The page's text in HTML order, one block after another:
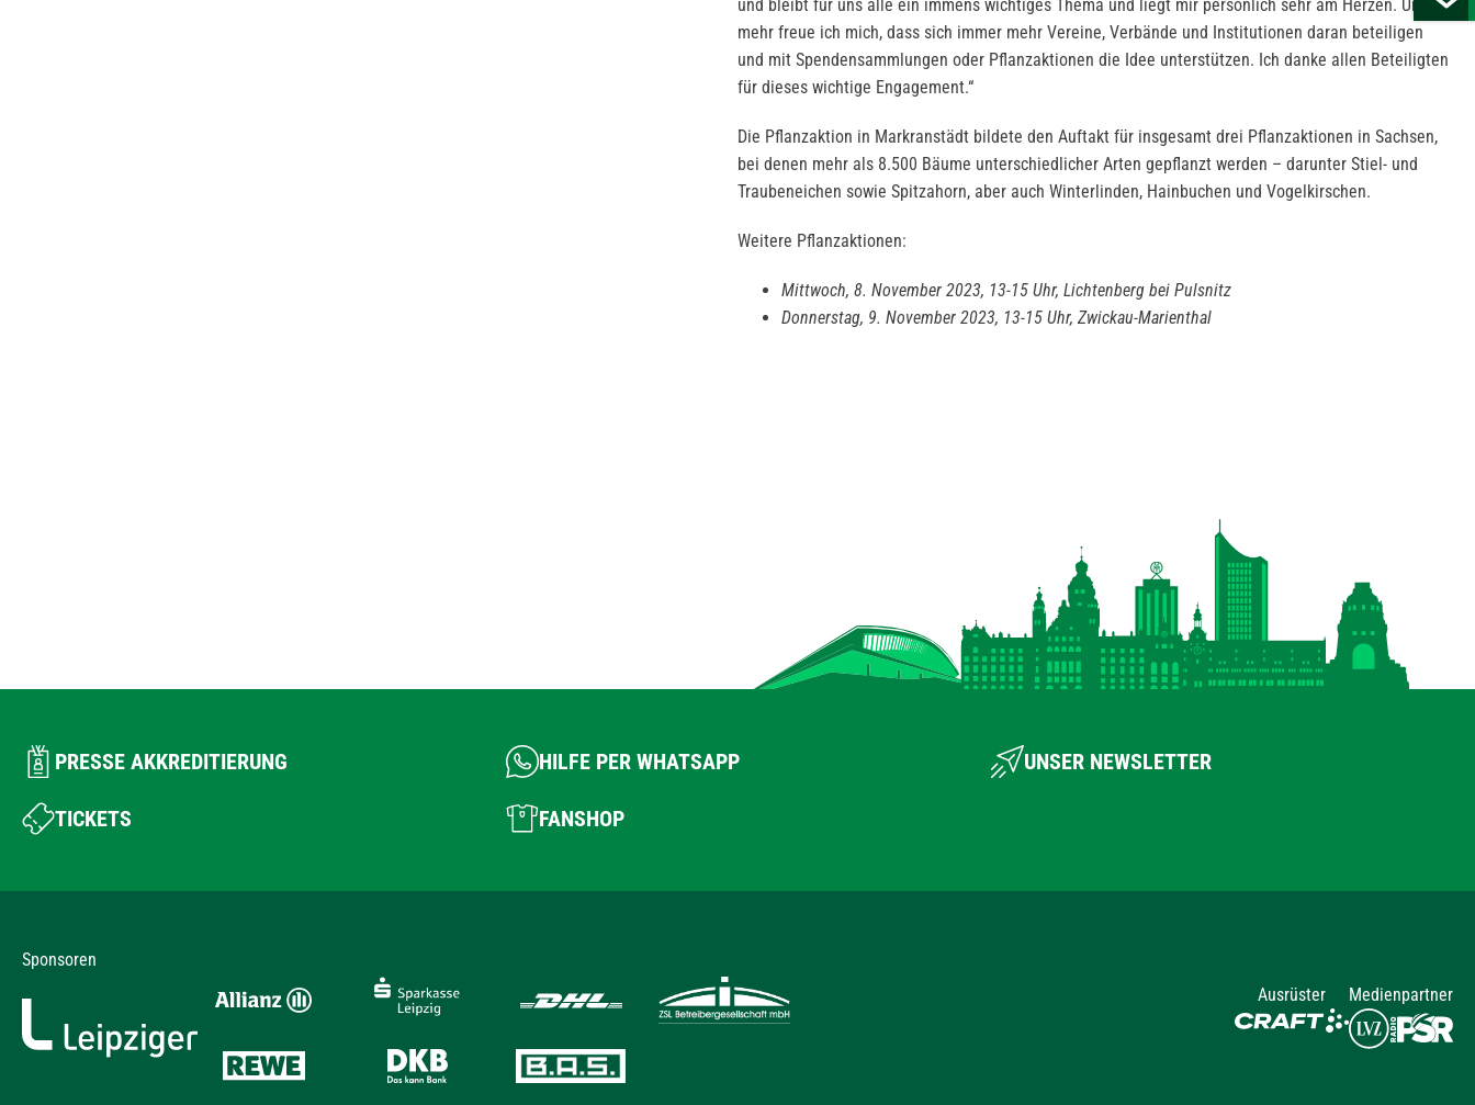
und bleibt für uns alle ein immens wichtiges Thema und liegt mir persönlich sehr am Herzen. Umso
mehr freue ich mich, dass sich immer mehr Vereine, Verbände und Institutionen daran beteiligen
und mit Spendensammlungen oder Pflanzaktionen die Idee unterstützen. Ich danke allen Beteiligten
für dieses wichtige Engagement.“
Die Pflanzaktion in Markranstädt bildete den Auftakt für insgesamt drei Pflanzaktionen in Sachsen,
bei denen mehr als 8.500 Bäume unterschiedlicher Arten gepflanzt werden – darunter Stiel- und
Traubeneichen sowie Spitzahorn, aber auch Winterlinden, Hainbuchen und Vogelkirschen.
Weitere Pflanzaktionen:
Mittwoch, 8. November 2023, 13-15 Uhr, Lichtenberg bei Pulsnitz
Donnerstag, 9. November 2023, 13-15 Uhr, Zwickau-Marienthal
PRESSE AKKREDITIERUNG HILFE PER WHATSAPP UNSER NEWSLETTER
TICKETS FANSHOP
Sponsoren
Ausrüster
Medienpartner